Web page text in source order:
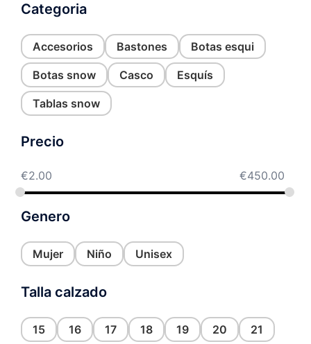
Categoria
Accesorios Bastones Botas esqui
Botas snow Casco Esquís
Tablas snow
Precio
€2.00 €450.00
Genero
Mujer Niño Unisex
Talla calzado
15 16 17 18 19 20 21